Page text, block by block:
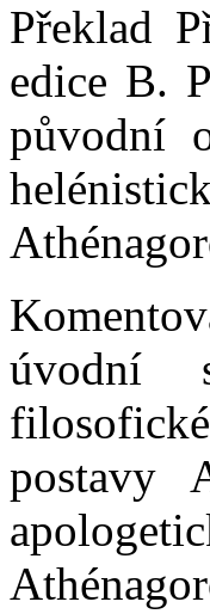
Překlad
edice B.
původní
úvodní
postavy